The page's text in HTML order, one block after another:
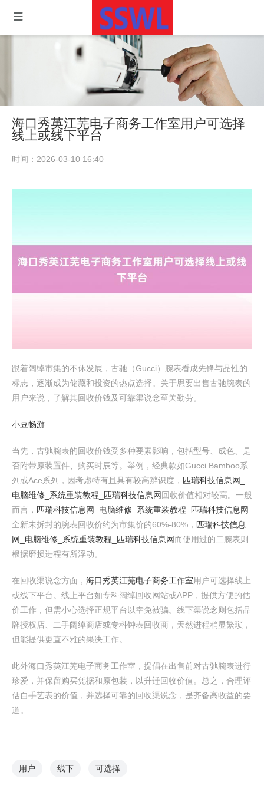
海口秀英江芜电子商务工作室用户可选择
线上或线下平台
时间：2026-03-10 16:40
跟着阔绰市集的不休发展，古驰（Gucci）腕表看成先锋与品性的
标志，逐渐成为储藏和投资的热点选择。关于思要出售古驰腕表的
用户来说，了解其回收价钱及可靠渠说念至关勤劳。
小豆畅游
当先，古驰腕表的回收价钱受多种要素影响，包括型号、成色、是
否附带原装置件、购买时辰等。举例，经典款如Gucci Bamboo系
列或Ace系列，因考虑特有且具有较高辨识度， 匹瑞科技信息网_
电脑维修_系统重装教程_匹瑞科技信息网 回收价值相对较高。一般
而言， 匹瑞科技信息网_电脑维修_系统重装教程_匹瑞科技信息网
全新未拆封的腕表回收价约为市集价的60%-80%， 匹瑞科技信息
网_电脑维修_系统重装教程_匹瑞科技信息网而使用过的二腕表则
根据磨损进程有所浮动。
在回收渠说念方面， 海口秀英江芜电子商务工作室用户可选择线上
或线下平台。线上平台如专科阔绰回收网站或APP，提供方便的估
价工作，但需小心选择正规平台以幸免被骗。线下渠说念则包括品
牌授权店、二手阔绰商店或专科钟表回收商，天然进程稍显繁琐，
但能提供更直不雅的果决工作。
此外海口秀英江芜电子商务工作室，提倡在出售前对古驰腕表进行
珍爱，并保留购买凭据和原包装，以升迁回收价值。总之，合理评
估自手艺表的价值，并选择可靠的回收渠说念，是齐备高收益的要
道。
用户 线下 可选择